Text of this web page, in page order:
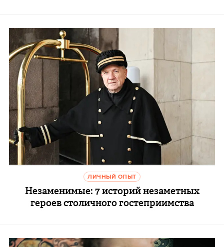
ЛИЧНЫЙ ОПЫТ
Незаменимые: 7 историй незаметных
героев столичного гостеприимства